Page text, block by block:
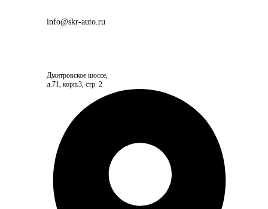
info@skr-auto.ru
Дмитровское шоссе,
д.71, корп.3, стр. 2